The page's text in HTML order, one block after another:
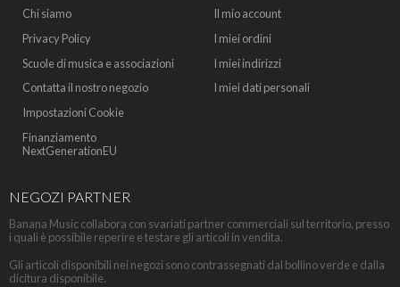
Chi siamo
Privacy Policy
Scuole di musica e associazioni
Contatta il nostro negozio
Impostazioni Cookie
Finanziamento
NextGenerationEU
Il mio account
I miei ordini
I miei indirizzi
I miei dati personali
NEGOZI PARTNER
Banana Music collabora con svariati partner commerciali sul territorio, presso
i quali è possibile reperire e testare gli articoli in vendita.
Gli articoli disponibili nei negozi sono contrassegnati dal bollino verde e dalla
dicitura disponibile.